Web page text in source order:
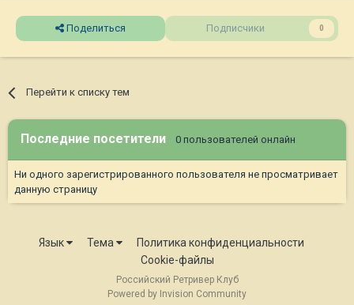
Поделиться Подписчики 0
Перейти к списку тем
Последние посетители 0 пользователей онлайн
Ни одного зарегистрированного пользователя не просматривает
данную страницу
Язык Тема
Политика конфиденциальности
Cookie-файлы
Российский Ретривер Клуб
Powered by Invision Community